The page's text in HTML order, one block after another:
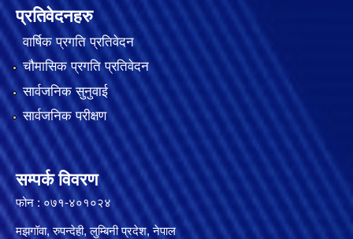
प्रतिवेदनहरु
वार्षिक प्रगति प्रतिवेदन
चौमासिक प्रगति प्रतिवेदन
सार्वजनिक सुनुवाई
सार्वजनिक परीक्षण
सम्पर्क विवरण
फोन : ०७१-४०१०२४
मझगॉवा, रुपन्देही, लुम्बिनी प्रदेश, नेपाल